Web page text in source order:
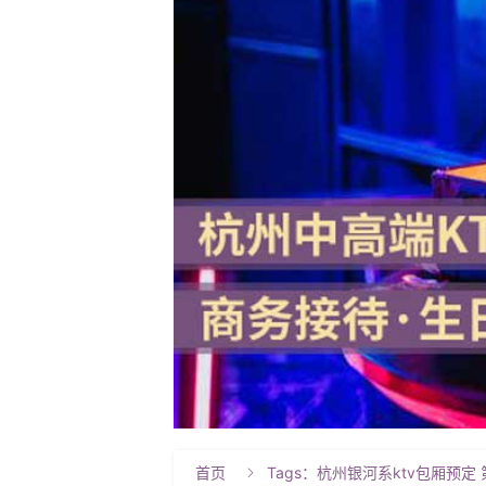
首页  Tags：杭州银河系ktv包厢预定